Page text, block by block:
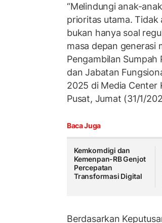
“Melindungi anak-
prioritas utama. Tidak
bukan hanya soal
masa depan generasi
Pengambilan
dan Jabatan
2025 di Media Center
Pusat, Jumat (31/1/
Baca Juga
Kemkomdigi dan
Kemenpan-RB Genjot
Percepatan
Transformasi Digital
Berdasarkan